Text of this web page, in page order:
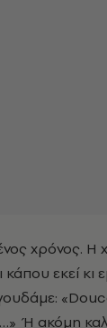
χρόνος. Η
εκεί κι
Ή ακόμη